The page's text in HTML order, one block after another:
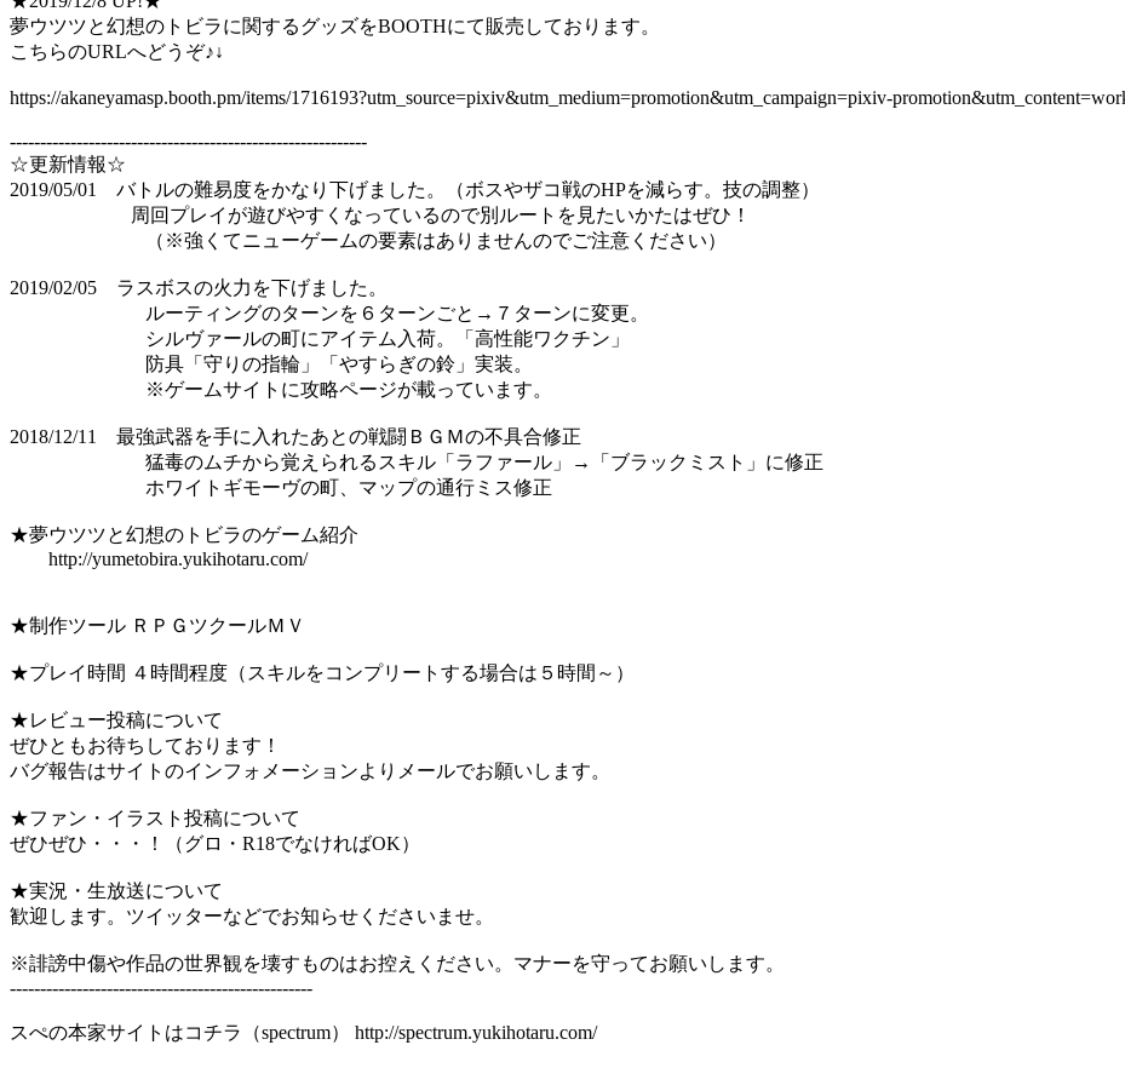
夢ウツツと幻想のトビラに関するグッズをBOOTHにて販売しております。
こちらのURLへどうぞ♪↓
https://akaneyamasp.booth.pm/items/1716193?utm_source=pixiv&utm_medium=promotion&utm_campaign=pixiv-
-----------------------------------------------------------
☆更新情報☆
2019/05/01 バトルの難易度をかなり下げました。（ボスやザコ戦のHPを減らす。技の調整）
周回プレイが遊びやすくなっているので別ルートを見たいかたはぜひ！
（※強くてニューゲームの要素はありませんのでご注意ください）
2019/02/05 ラスボスの火力を下げました。
ルーティングのターンを６ターンごと→７ターンに変更。
シルヴァールの町にアイテム入荷。「高性能ワクチン」
防具「守りの指輪」「やすらぎの鈴」実装。
※ゲームサイトに攻略ページが載っています。
2018/12/11 最強武器を手に入れたあとの戦闘ＢＧＭの不具合修正
猛毒のムチから覚えられるスキル「ラファール」→「ブラックミスト」に修正
ホワイトギモーヴの町、マップの通行ミス修正
★夢ウツツと幻想のトビラのゲーム紹介
http://yumetobira.yukihotaru.com/
★制作ツール ＲＰＧツクールＭＶ
★プレイ時間 ４時間程度（スキルをコンプリートする場合は５時間～）
★レビュー投稿について
ぜひともお待ちしております！
バグ報告はサイトのインフォメーションよりメールでお願いします。
★ファン・イラスト投稿について
ぜひぜひ・・・！（グロ・R18でなければOK）
★実況・生放送について
歓迎します。ツイッターなどでお知らせくださいませ。
※誹謗中傷や作品の世界観を壊すものはお控えください。マナーを守ってお願いします。
--------------------------------------------------
スぺの本家サイトはコチラ（spectrum） http://spectrum.yukihotaru.com/